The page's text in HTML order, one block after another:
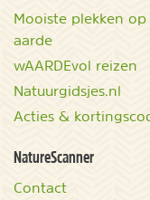
Mooiste plekken op
aarde
wAARDEvol reizen
Natuurgidsjes.nl
Acties &
NatureScanner
Contact